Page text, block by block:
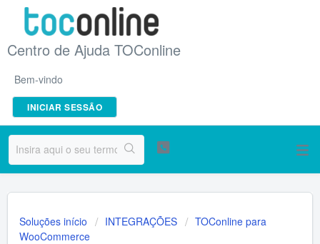
Centro de Ajuda TOConline
Bem-vindo
INICIAR SESSÃO
Soluções início INTEGRAÇÕES
TOConline para
WooCommerce